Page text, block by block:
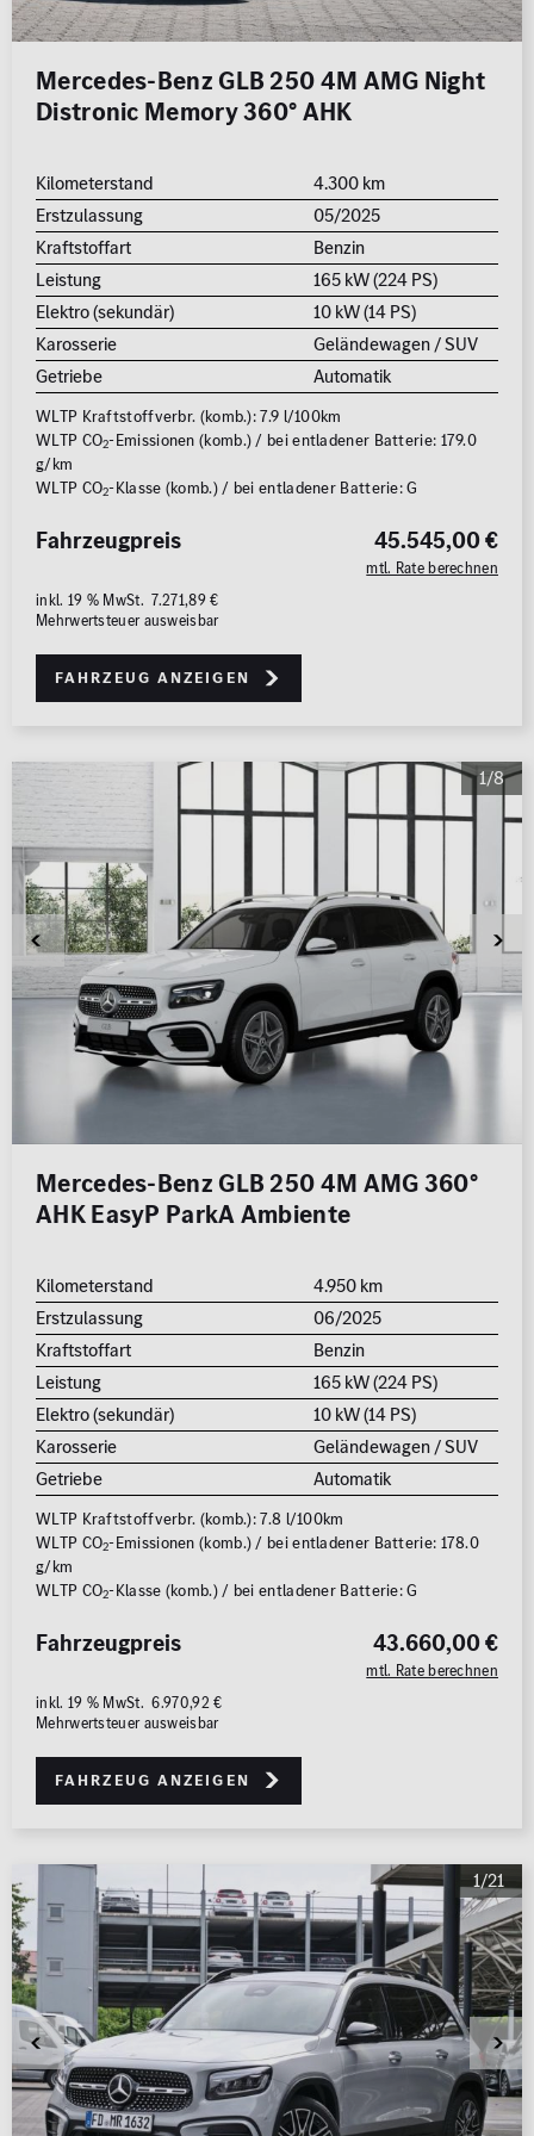
ALLE ALLE
Erstzulassung
2008 2026
0 km
250.000
Reichweite (elektrisch)
0 km 1.000 km
Leistung (PS)
Preis
MwSt. ausweisbar
Mercedes-Benz GLB 250 4M AMG Night
Distronic Memory 360° AHK
Kilometerstand
4.300 km
Erstzulassung
05/2025
Kraftstoffart
Benzin
Leistung
165 kW (224 PS)
Elektro (sekundär)
10 kW (14 PS)
Karosserie
Geländewagen / SUV
Getriebe
Automatik
WLTP Kraftstoffverbr. (komb.): 7.9 l/100km
WLTP CO2-Emissionen (komb.) / bei entladener Batterie: 179.0
g/km
WLTP CO2-Klasse (komb.) / bei entladener Batterie: G
45.545,00 €
mtl. Rate berechnen
Fahrzeugpreis
inkl. 19 % MwSt. 7.271,89 €
Mehrwertsteuer ausweisbar
Fahrzeug anzeigen
1/8
Mercedes-Benz GLB 250 4M AMG 360°
AHK EasyP ParkA Ambiente
Kilometerstand
4.950 km
Erstzulassung
06/2025
Kraftstoffart
Benzin
Leistung
165 kW (224 PS)
Elektro (sekundär)
10 kW (14 PS)
Karosserie
Geländewagen / SUV
Getriebe
Automatik
WLTP Kraftstoffverbr. (komb.): 7.8 l/100km
WLTP CO2-Emissionen (komb.) / bei entladener Batterie: 178.0
g/km
WLTP CO2-Klasse (komb.) / bei entladener Batterie: G
43.660,00 €
mtl. Rate berechnen
Fahrzeugpreis
inkl. 19 % MwSt. 6.970,92 €
Mehrwertsteuer ausweisbar
Fahrzeug anzeigen
1/21